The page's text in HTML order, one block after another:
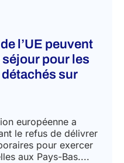
l’UE peuvent
pour les
sur
européenne a
le refus de délivrer
pour exercer
aux Pays-Bas....